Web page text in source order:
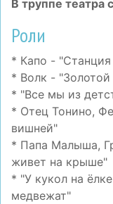
В труппе театра
Роли
* Капо - "Станция
* Волк -
* "Все мы из
* Отец Тонино,
вишней"
* Папа Малыша,
живет на крыше"
* "У кукол на
медвежат"